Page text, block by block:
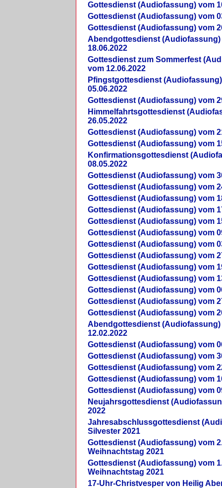
Gottesdienst (Audiofassung) vom
Gottesdienst (Audiofassung) vom
Gottesdienst (Audiofassung) vom
Abendgottesdienst (Audiofassung)
18.06.2022
Gottesdienst zum Sommerfest
vom 12.06.2022
Pfingstgottesdienst
05.06.2022
Gottesdienst (Audiofassung) vom
Himmelfahrtsgottesdienst
26.05.2022
Gottesdienst (Audiofassung) vom
Gottesdienst (Audiofassung) vom
Konfirmationsgottesdienst
08.05.2022
Gottesdienst (Audiofassung) vom
Gottesdienst (Audiofassung) vom
Gottesdienst (Audiofassung) vom
Gottesdienst (Audiofassung) vom
Gottesdienst (Audiofassung) vom
Gottesdienst (Audiofassung) vom
Gottesdienst (Audiofassung) vom
Gottesdienst (Audiofassung) vom
Gottesdienst (Audiofassung) vom
Gottesdienst (Audiofassung) vom
Gottesdienst (Audiofassung) vom
Gottesdienst (Audiofassung) vom
Gottesdienst (Audiofassung) vom
Abendgottesdienst (Audiofassung)
12.02.2022
Gottesdienst (Audiofassung) vom
Gottesdienst (Audiofassung) vom
Gottesdienst (Audiofassung) vom
Gottesdienst (Audiofassung) vom
Gottesdienst (Audiofassung) vom
Neujahrsgottesdienst
2022
Jahresabschlussgottesdienst
Silvester 2021
Gottesdienst (Audiofassung) vom
Weihnachtstag 2021
Gottesdienst (Audiofassung) vom
Weihnachtstag 2021
17-Uhr-Christvesper von Heilig